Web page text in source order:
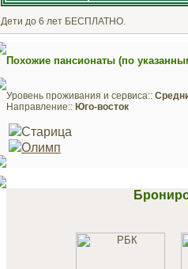
Дети до 6 лет БЕСПЛАТНО.
Похожие пансионаты (по
Уровень проживания и сервиса::
Направление:: Юго-восток
Старица
Олимп